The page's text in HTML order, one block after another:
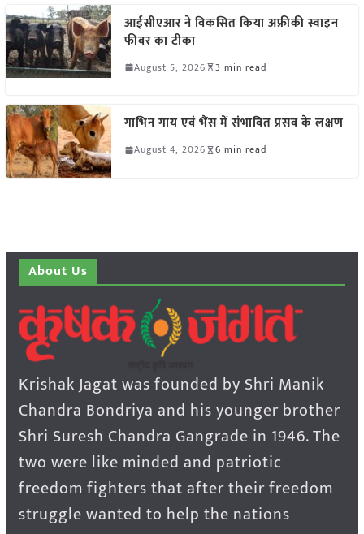
आईसीएआर ने विकसित किया अफ्रीकी स्वाइन
फीवर का टीका
August 5, 2026 3 min read
गाभिन गाय एवं भैंस में संभावित प्रसव के लक्षण
August 4, 2026 6 min read
About Us
Krishak Jagat was founded by Shri Manik
Chandra Bondriya and his younger brother
Shri Suresh Chandra Gangrade in 1946. The
two were like minded and patriotic
freedom fighters that after their freedom
struggle wanted to help the nations